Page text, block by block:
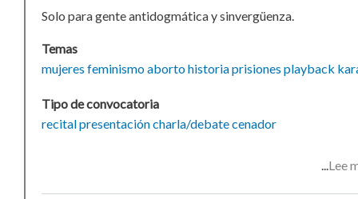
Solo para gente antidogmática y sinvergüenza.
Temas
mujeres feminismoabortohistoriaprisiones playback
Tipo de convocatoria
recitalpresentacióncharla/debatecenador
Lee